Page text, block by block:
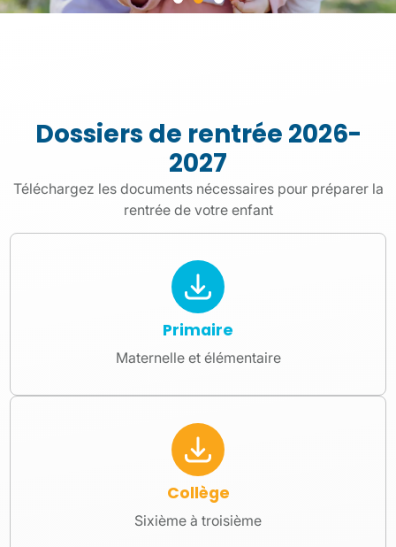
Vêtements et accessoires pour porter
fièrement les couleurs de
l'établissement
Dossiers de rentrée 2026-
2027
Téléchargez les documents nécessaires pour préparer la
rentrée de votre enfant
Primaire
Maternelle et élémentaire
Collège
Sixième à troisième